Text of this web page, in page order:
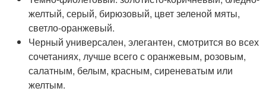
желтый, серый, бирюзовый, цвет зеленой мяты,
светло-оранжевый.
Черный универсален, элегантен, смотрится во всех
сочетаниях, лучше всего с оранжевым, розовым,
салатным, белым, красным, сиреневатым или
желтым.